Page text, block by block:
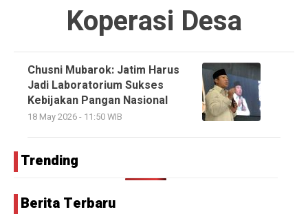
Koperasi Desa
Chusni Mubarok: Jatim Harus
Jadi Laboratorium Sukses
Kebijakan Pangan Nasional
18 May 2026 - 11:50 WIB
Trending
Berita Terbaru